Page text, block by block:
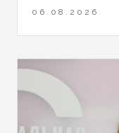
06.08.2026